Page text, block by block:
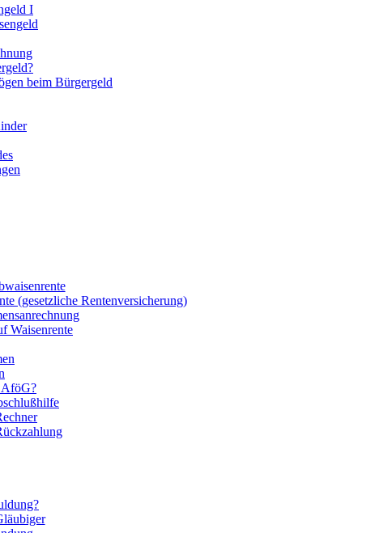
I
beim Bürgergeld
(gesetzliche Rentenversicherung)
Waisenrente